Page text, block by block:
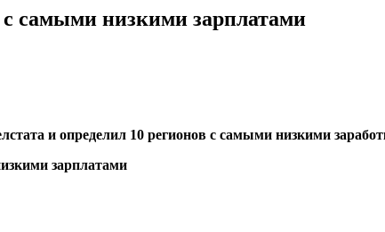
самыми низкими зарплатами
и определил 10 регионов с самыми низкими